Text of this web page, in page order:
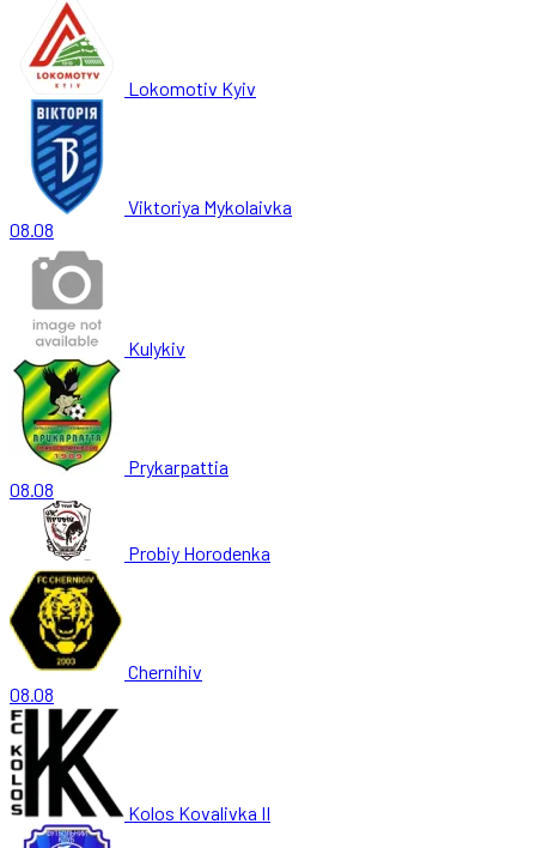
Lokomotiv Kyiv
Viktoriya Mykolaivka
08.08
Kulykiv
Prykarpattia
08.08
Probiy Horodenka
Chernihiv
08.08
Kolos Kovalivka II